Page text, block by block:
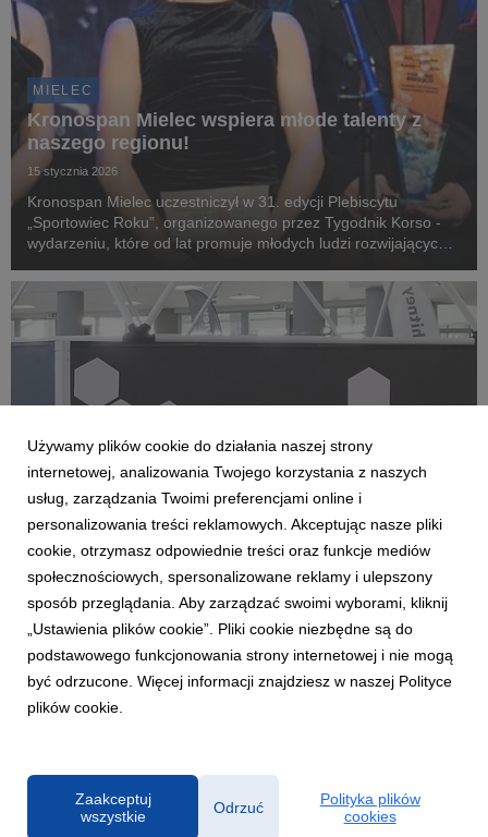
MIELEC
Kronospan Mielec wspiera młode talenty z
naszego regionu!
15 stycznia 2026
Kronospan Mielec uczestniczył w 31. edycji Plebiscytu
„Sportowiec Roku”, organizowanego przez Tygodnik Korso -
wydarzeniu, które od lat promuje młodych ludzi rozwijających
MIELEC
XChallenge Robots z Kronospan
21 listopada 2024
Nasza płyta wiórowa z Mielca stała się częścią areny
XChallenge Robots!
Używamy plików cookie do działania naszej strony
internetowej, analizowania Twojego korzystania z naszych
usług, zarządzania Twoimi preferencjami online i
personalizowania treści reklamowych. Akceptując nasze pliki
cookie, otrzymasz odpowiednie treści oraz funkcje mediów
społecznościowych, spersonalizowane reklamy i ulepszony
sposób przeglądania. Aby zarządzać swoimi wyborami, kliknij
„Ustawienia plików cookie”. Pliki cookie niezbędne są do
podstawowego funkcjonowania strony internetowej i nie mogą
być odrzucone. Więcej informacji znajdziesz w naszej Polityce
plików cookie.
Zaakceptuj
wszystkie
Odrzuć
Polityka plików
cookies